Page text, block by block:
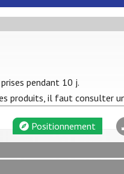
pendant 10 j.
produits, il faut consulter
Positionnement